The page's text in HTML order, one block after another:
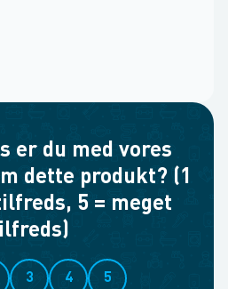
er du med vores
dette produkt? (1
5 = meget
3 4 5